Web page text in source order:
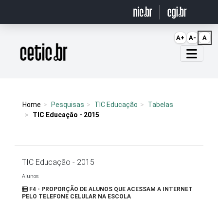
Página inicial
Home Pesquisas TIC Educação
Tabelas
TIC Educação - 2015
TIC Educação - 2015
Alunos
F4 - PROPORÇÃO DE ALUNOS QUE ACESSAM A INTERNET
PELO TELEFONE CELULAR NA ESCOLA
A+ A- A